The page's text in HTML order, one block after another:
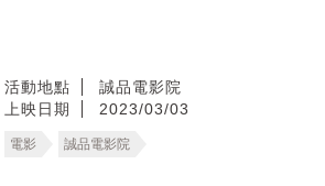
活動地點
誠品電影院
上映日期
2023/03/03
電影 誠品電影院